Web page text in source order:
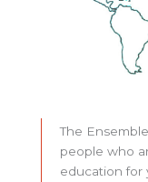
The
people who
education for